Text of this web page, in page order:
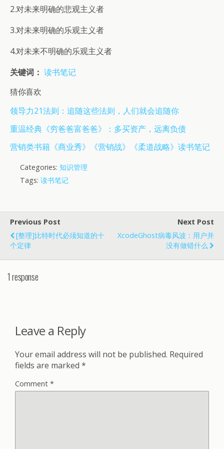
2.对未来明确的悲观主义者
3.对未来明确的乐观主义者
4.对未来不明确的乐观主义者
关键词： 读书笔记
猜你喜欢
领导力21法则：追随这些法则，人们就会追随你
重温经典《穷爸爸富爸爸》：多买资产，远离负债
营销类书籍《商业秀》《营销战》《柔道战略》读书笔记
Categories: 知识管理
Tags: 读书笔记
Previous Post
[整理]比特时代必须知道的十
个定律
Next Post
XcodeGhost病毒风波：用户并
没有做错什么
1 response
Leave a Reply
Your email address will not be published. Required
fields are marked *
Comment *